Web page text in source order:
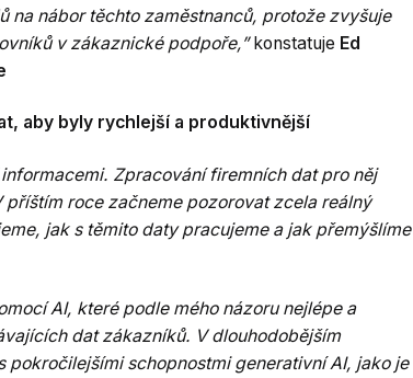
na nábor těchto zaměstnanců, protože zvyšuje
v zákaznické podpoře,”konstatuje Ed
aby byly rychlejší a produktivnější
Zpracování firemních dat pro něj
roce začneme pozorovat zcela reálný
jak s těmito daty pracujeme a jak přemýšlíme
AI, které podle mého názoru nejlépe a
dat zákazníků. V dlouhodobějším
schopnostmi generativní AI, jako je